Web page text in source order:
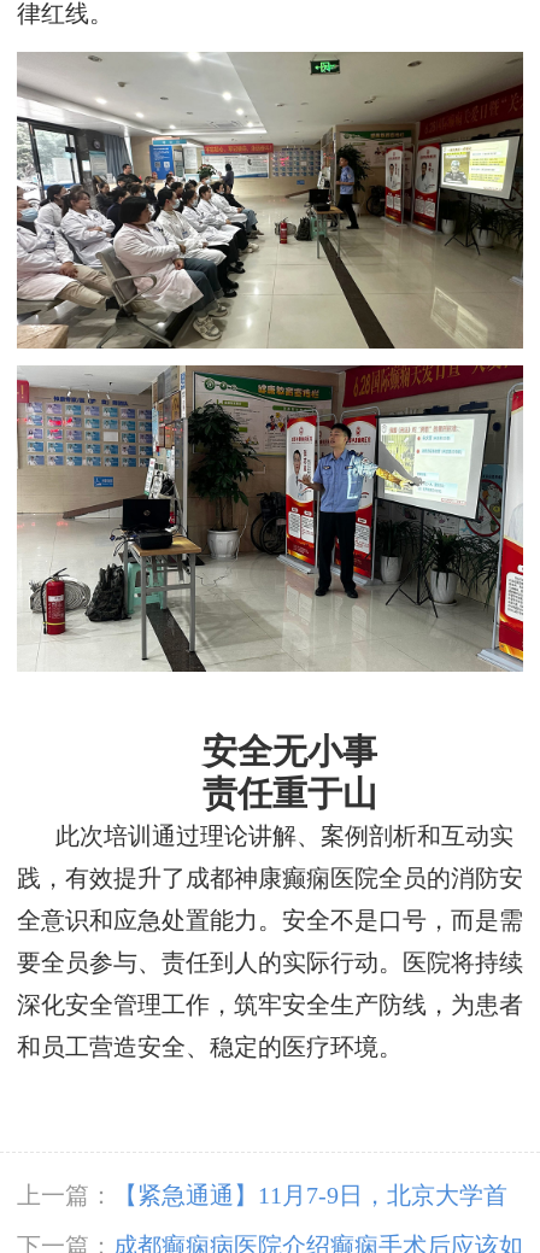
律红线。
安全无小事
责任重于山
此次培训通过理论讲解、案例剖析和互动实
践，有效提升了成都神康癫痫医院全员的消防安
全意识和应急处置能力。安全不是口号，而是需
要全员参与、责任到人的实际行动。医院将持续
深化安全管理工作，筑牢安全生产防线，为患者
和员工营造安全、稳定的医疗环境。
上一篇：
【紧急通通】11月7-9日，北京大学首
钢医院神经内科胡颖教授亲临成都会诊，破解癫
下一篇： 成都癫痫病医院介绍癫痫手术后应该如